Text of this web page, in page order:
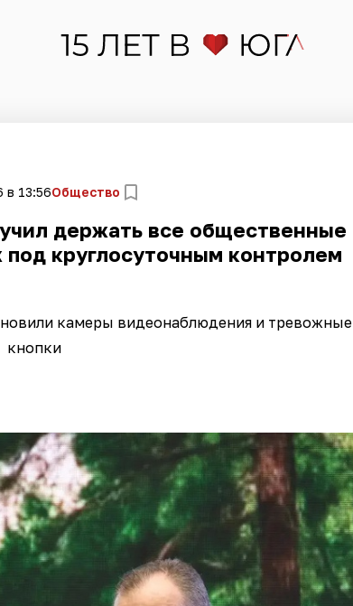
в 13:56Общество
держать все общественные
под круглосуточным контролем
камеры видеонаблюдения и тревожные
кнопки